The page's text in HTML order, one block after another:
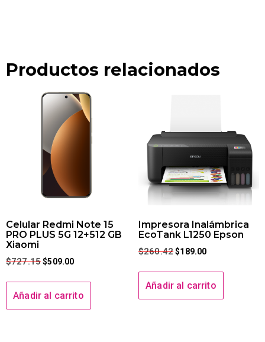
Productos relacionados
Celular Redmi Note 15
PRO PLUS 5G 12+512 GB
Xiaomi
$727.15 $509.00
Añadir al carrito
Impresora Inalámbrica
EcoTank L1250 Epson
$260.42 $189.00
Añadir al carrito